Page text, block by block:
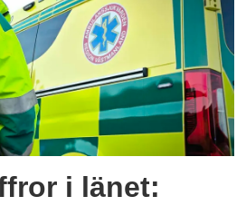
i länet: